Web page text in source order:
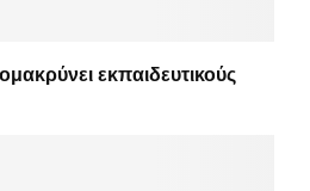
εκπαιδευτικούς